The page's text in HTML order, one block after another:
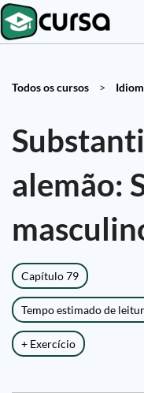
Todos os cursos >
alemão:
Capítulo 79
Tempo estimado de
+ Exercício